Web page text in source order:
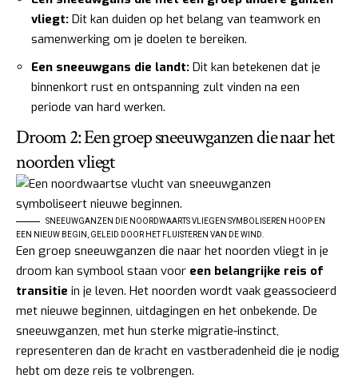
vliegt: Dit kan duiden op het belang van teamwork en
samenwerking om je doelen te bereiken.
Een sneeuwgans die landt: Dit kan betekenen dat je
binnenkort rust en ontspanning zult vinden na een
periode van hard werken.
Droom 2: Een groep sneeuwganzen die naar het
noorden vliegt
SNEEUWGANZEN DIE NOORDWAARTS VLIEGEN SYMBOLISEREN HOOP EN
EEN NIEUW BEGIN, GELEID DOOR HET FLUISTEREN VAN DE WIND.
Een groep sneeuwganzen die naar het noorden vliegt in je
droom kan symbool staan voor een belangrijke reis of
transitie in je leven. Het noorden wordt vaak geassocieerd
met nieuwe beginnen, uitdagingen en het onbekende. De
sneeuwganzen, met hun sterke migratie-instinct,
representeren dan de kracht en vastberadenheid die je nodig
hebt om deze reis te volbrengen.